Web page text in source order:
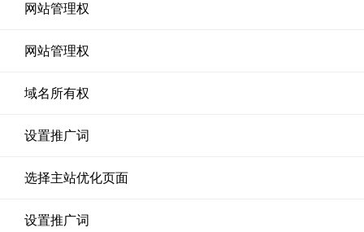
网站管理权
网站管理权
域名所有权
设置推广词
选择主站优化页面
设置推广词